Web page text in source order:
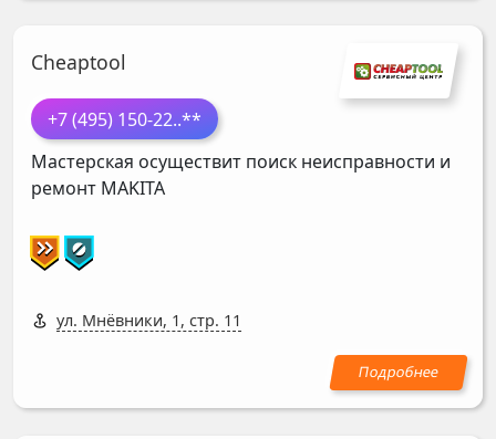
Cheaptool
+7 (495) 150-22..**
Мастерская осуществит поиск неисправности и
ремонт MAKITA
ул. Мнёвники, 1, стр. 11